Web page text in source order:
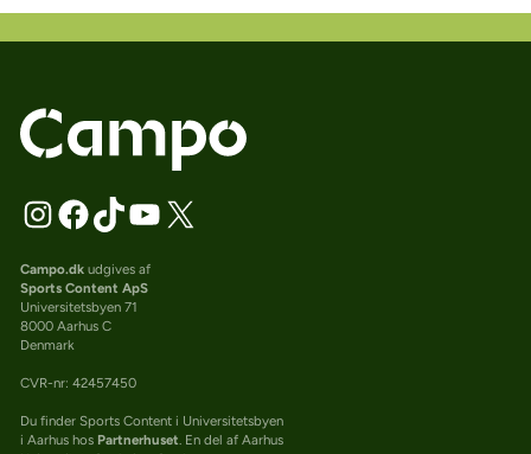
Campo.dkudgives af
Sports Content ApS
Universitetsbyen 71
8000 Aarhus C
Denmark
CVR-nr: 42457450
Du finder Sports Content i Universitetsbyen
i Aarhus hos Partnerhuset . En del af Aarhus